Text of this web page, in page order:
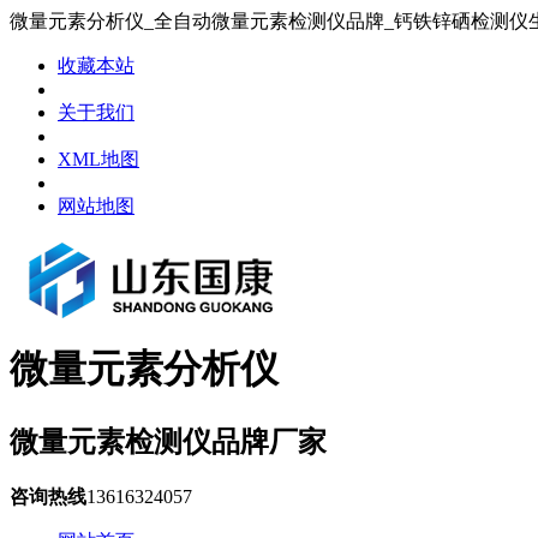
微量元素分析仪_全自动微量元素检测仪品牌_钙铁锌硒检测仪
收藏本站
关于我们
XML地图
网站地图
微量元素分析仪
微量元素检测仪品牌厂家
咨询热线13616324057